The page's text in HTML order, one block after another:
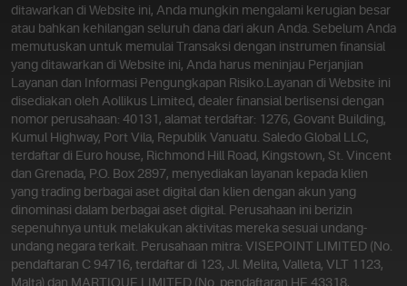
ditawarkan di Website ini, Anda mungkin mengalami kerugian besar
atau bahkan kehilangan seluruh dana dari akun Anda. Sebelum Anda
memutuskan untuk memulai Transaksi dengan instrumen finansial
yang ditawarkan di Website ini, Anda harus meninjau Perjanjian
Layanan dan Informasi Pengungkapan Risiko. Layanan di Website ini
disediakan oleh Aollikus Limited, dealer finansial berlisensi dengan
nomor perusahaan: 40131, alamat terdaftar: 1276, Govant Building,
Kumul Highway, Port Vila, Republik Vanuatu. Saledo Global LLC,
terdaftar di Euro house, Richmond Hill Road, Kingstown, St. Vincent
dan Grenada, P.O. Box 2897, menyediakan layanan kepada klien
yang trading berbagai aset digital dan klien dengan akun yang
dinominasi dalam berbagai aset digital. Perusahaan ini berizin
sepenuhnya untuk melakukan aktivitas mereka sesuai undang-
undang negara terkait. Perusahaan mitra: VISEPOINT LIMITED (No.
pendaftaran C 94716, terdaftar di 123, Jl. Melita, Valleta, VLT 1123,
Malta) dan MARTIQUE LIMITED (No. pendaftaran HE 43318,